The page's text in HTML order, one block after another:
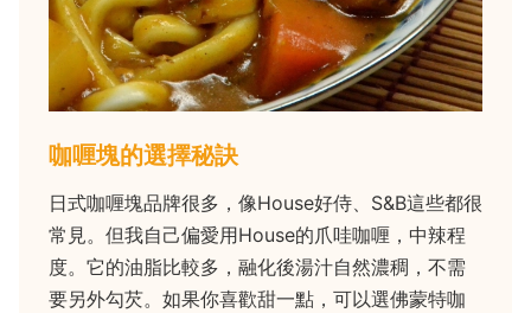
咖喱塊的選擇秘訣
日式咖喱塊品牌很多，像House好侍、S&B這些都很
常見。但我自己偏愛用House的爪哇咖喱，中辣程
度。它的油脂比較多，融化後湯汁自然濃稠，不需
要另外勾芡。如果你喜歡甜一點，可以選佛蒙特咖